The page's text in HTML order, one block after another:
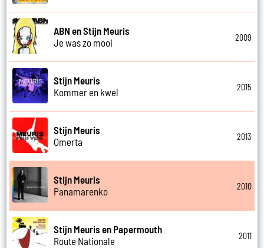
ABN en Stijn Meuris
Je was zo mooi
2009
Stijn Meuris
Kommer en kwel
2015
Stijn Meuris
Omerta
2013
Stijn Meuris
Panamarenko
2010
Stijn Meuris en Papermouth
Route Nationale
2011